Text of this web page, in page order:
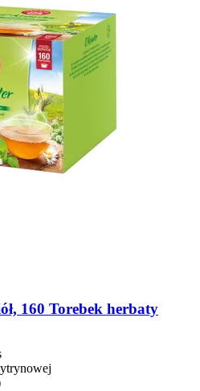
160 Torebek herbaty